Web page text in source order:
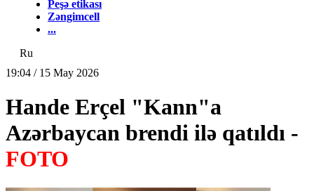
Peşə etikası
Zəngimcell
...
Ru
19:04 / 15 May 2026
Hande Erçel "Kann"a
Azərbaycan brendi ilə qatıldı -
FOTO